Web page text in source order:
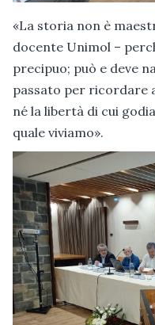
«La storia non è
docente Unimol –
precipuo; può e deve
passato per ricordare
né la libertà di cui
quale viviamo».